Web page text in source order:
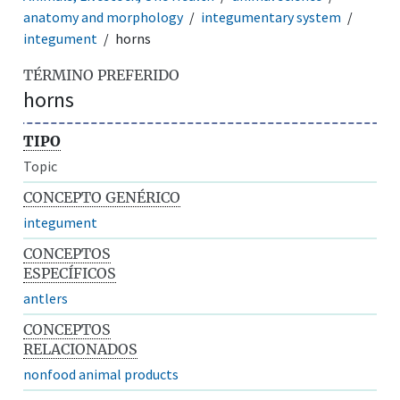
anatomy and morphology
integumentary system
integument
horns
TÉRMINO PREFERIDO
horns
TIPO
Topic
CONCEPTO GENÉRICO
integument
CONCEPTOS
ESPECÍFICOS
antlers
CONCEPTOS
RELACIONADOS
nonfood animal products